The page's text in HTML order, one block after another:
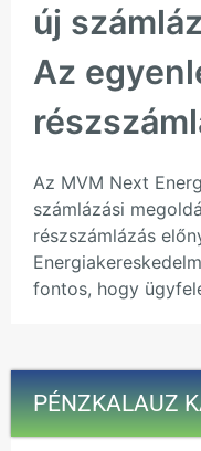
új
Az
Az MVM Next
számlázási
részszámlázás
fontos, hogy
PÉNZKALAUZ